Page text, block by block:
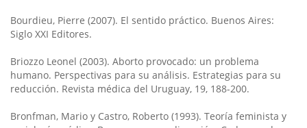
Bourdieu, Pierre (2007). El sentido práctico. Buenos Aires:
Siglo XXI Editores.
Briozzo Leonel (2003). Aborto provocado: un problema
humano. Perspectivas para su análisis. Estrategias para su
reducción. Revista médica del Uruguay, 19, 188-200.
Bronfman, Mario y Castro, Roberto (1993). Teoría feminista y